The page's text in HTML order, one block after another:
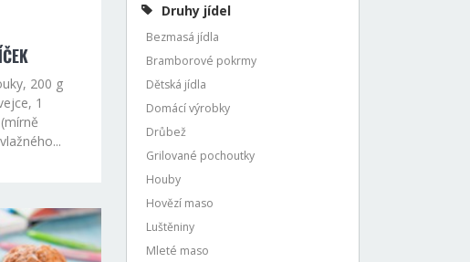
200 g
1
Druhy jídel
Bezmasá jídla
Bramborové pokrmy
Dětská jídla
Domácí výrobky
Drůbež
Grilované pochoutky
Houby
Hovězí maso
Luštěniny
Mleté maso